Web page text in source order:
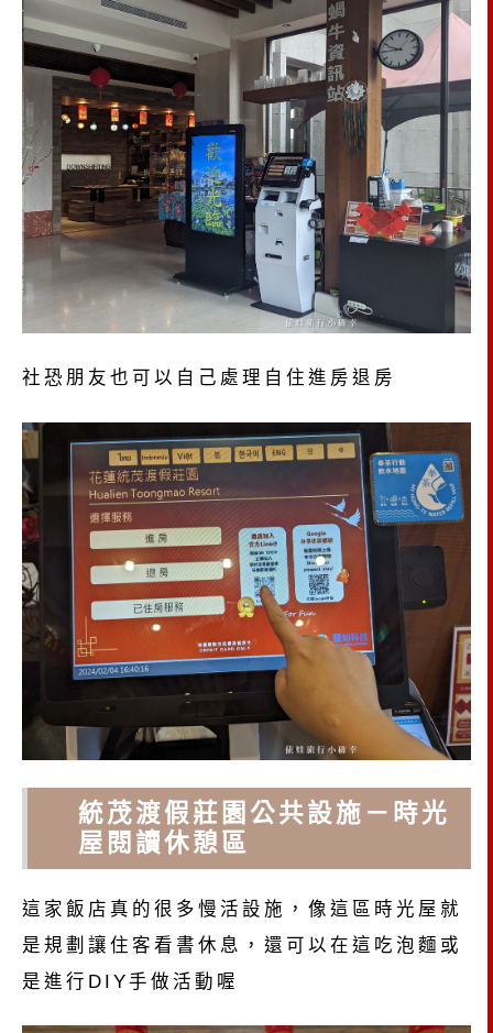
社恐朋友也可以自己處理自住進房退房
統茂渡假莊園公共設施－時光
屋閱讀休憩區
這家飯店真的很多慢活設施，像這區時光屋就
是規劃讓住客看書休息，還可以在這吃泡麵或
是進行DIY手做活動喔